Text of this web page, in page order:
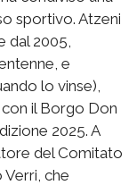
sportivo. Atzeni
dal 2005,
e
lo vinse),
il Borgo Don
2025. A
del Comitato
che